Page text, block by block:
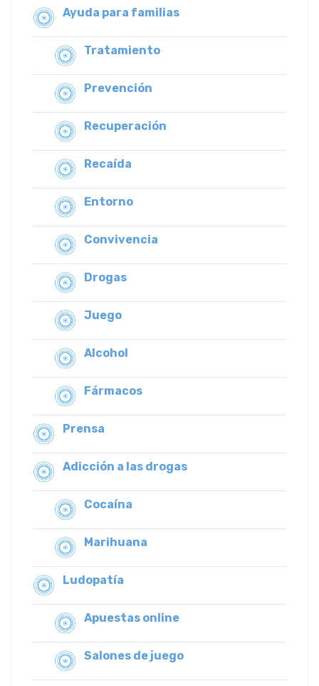
Ayuda para familias
Tratamiento
Prevención
Recuperación
Recaída
Entorno
Convivencia
Drogas
Juego
Alcohol
Fármacos
Prensa
Adicción a las drogas
Cocaína
Marihuana
Ludopatía
Apuestas online
Salones de juego